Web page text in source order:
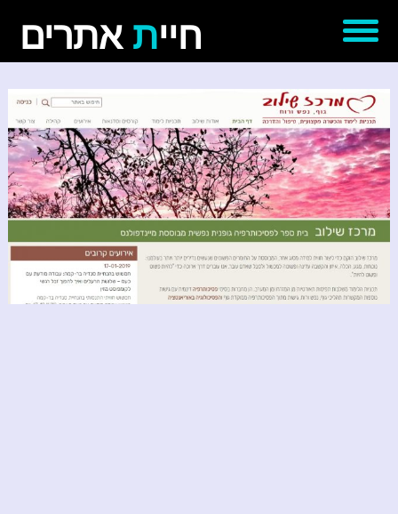
חיית אתרים
דף הבית
אודותינו
עבודות נבחרות
יצירת קשר